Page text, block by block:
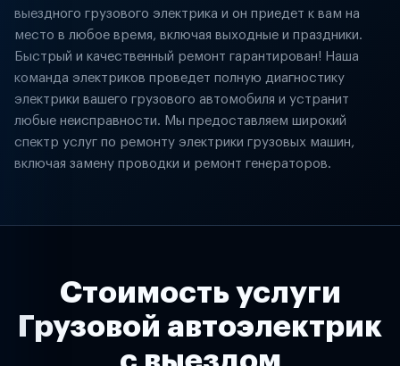
выездного грузового электрика и он приедет к вам на
место в любое время, включая выходные и праздники.
Быстрый и качественный ремонт гарантирован! Наша
команда электриков проведет полную диагностику
электрики вашего грузового автомобиля и устранит
любые неисправности. Мы предоставляем широкий
спектр услуг по ремонту электрики грузовых машин,
включая замену проводки и ремонт генераторов.
Стоимость услуги
Грузовой автоэлектрик